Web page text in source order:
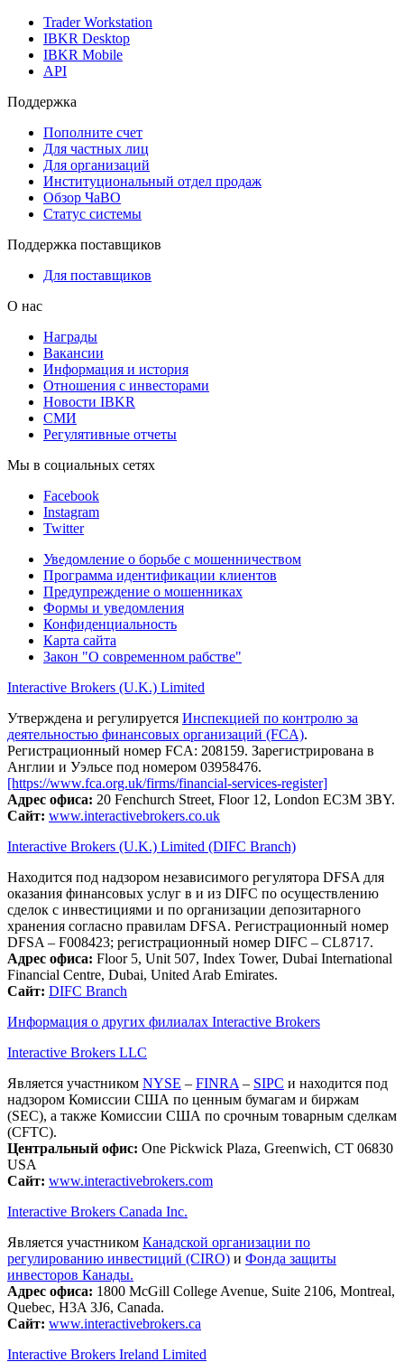
Trader Workstation
IBKR Desktop
IBKR Mobile
API
Поддержка
Пополните счет
Для частных лиц
Для организаций
Институциональный отдел продаж
Обзор ЧаВО
Статус системы
Поддержка поставщиков
Для поставщиков
О нас
Награды
Вакансии
Информация и история
Отношения с инвесторами
Новости IBKR
СМИ
Регулятивные отчеты
Мы в социальных сетях
Facebook
Instagram
Twitter
Уведомление о борьбе с мошенничеством
Программа идентификации клиентов
Предупреждение о мошенниках
Формы и уведомления
Конфиденциальность
Карта сайта
Закон "О современном рабстве"
Interactive Brokers (U.K.) Limited
Утверждена и регулируется Инспекцией по контролю за
деятельностью финансовых организаций (FCA).
Регистрационный номер FCA: 208159. Зарегистрирована в
Англии и Уэльсе под номером 03958476.
[https://www.fca.org.uk/firms/financial-services-register]
Адрес офиса: 20 Fenchurch Street, Floor 12, London EC3M 3BY.
Сайт: www.interactivebrokers.co.uk
Interactive Brokers (U.K.) Limited (DIFC Branch)
Находится под надзором независимого регулятора DFSA для
оказания финансовых услуг в и из DIFC по осуществлению
сделок с инвестициями и по организации депозитарного
хранения согласно правилам DFSA. Регистрационный номер
DFSA – F008423; регистрационный номер DIFC – CL8717.
Адрес офиса: Floor 5, Unit 507, Index Tower, Dubai International
Financial Centre, Dubai, United Arab Emirates.
Сайт: DIFC Branch
Информация о других филиалах Interactive Brokers
Interactive Brokers LLC
Является участником NYSE – FINRA – SIPC и находится под
надзором Комиссии США по ценным бумагам и биржам
(SEC), а также Комиссии США по срочным товарным сделкам
(CFTC).
Центральный офис: One Pickwick Plaza, Greenwich, CT 06830
USA
Сайт: www.interactivebrokers.com
Interactive Brokers Canada Inc.
Является участником Канадской организации по
регулированию инвестиций (CIRO) и Фонда защиты
инвесторов Канады.
Адрес офиса: 1800 McGill College Avenue, Suite 2106, Montreal,
Quebec, H3A 3J6, Canada.
Сайт: www.interactivebrokers.ca
Interactive Brokers Ireland Limited